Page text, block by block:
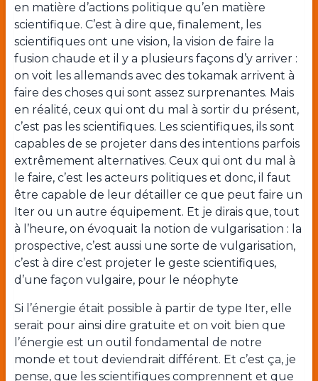
en matière d’actions politique qu’en matière
scientifique. C’est à dire que, finalement, les
scientifiques ont une vision, la vision de faire la
fusion chaude et il y a plusieurs façons d’y arriver :
on voit les allemands avec des tokamak arrivent à
faire des choses qui sont assez surprenantes. Mais
en réalité, ceux qui ont du mal à sortir du présent,
c’est pas les scientifiques. Les scientifiques, ils sont
capables de se projeter dans des intentions parfois
extrêmement alternatives. Ceux qui ont du mal à
le faire, c’est les acteurs politiques et donc, il faut
être capable de leur détailler ce que peut faire un
Iter ou un autre équipement. Et je dirais que, tout
à l’heure, on évoquait la notion de vulgarisation : la
prospective, c’est aussi une sorte de vulgarisation,
c’est à dire c’est projeter le geste scientifiques,
d’une façon vulgaire, pour le néophyte
Si l’énergie était possible à partir de type Iter, elle
serait pour ainsi dire gratuite et on voit bien que
l’énergie est un outil fondamental de notre
monde et tout deviendrait différent. Et c’est ça, je
pense, que les scientifiques comprennent et que